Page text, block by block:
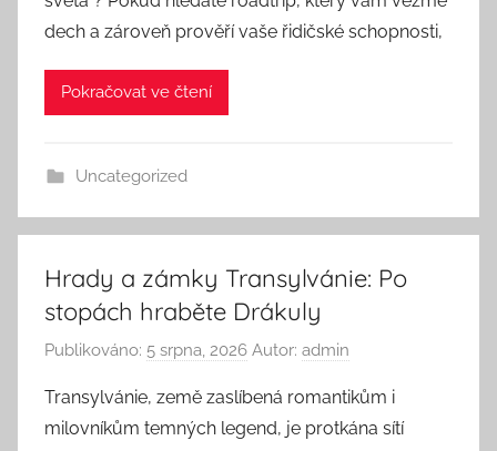
dech a zároveň prověří vaše řidičské schopnosti,
Pokračovat ve čtení
Uncategorized
Hrady a zámky Transylvánie: Po
stopách hraběte Drákuly
Publikováno: 5 srpna, 2026 Autor: admin
Transylvánie, země zaslíbená romantikům i
milovníkům temných legend, je protkána sítí